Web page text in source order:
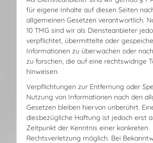
für eigene Inhalte auf diesen Seiten
allgemeinen Gesetzen verantwortlich.
10 TMG sind wir als Diensteanbieter
verpflichtet, übermittelte oder
Informationen zu überwachen oder
zu forschen, die auf eine rechtswidrige
hinweisen.
Verpflichtungen zur Entfernung oder
Nutzung von Informationen nach den
Gesetzen bleiben hiervon unberührt.
diesbezügliche Haftung ist jedoch erst
Zeitpunkt der Kenntnis einer konkreten
Rechtsverletzung möglich. Bei